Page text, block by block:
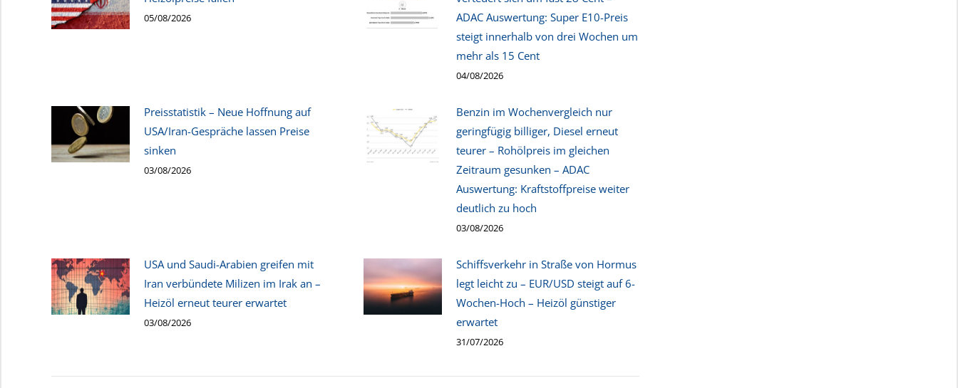
05/08/2026
ADAC Auswertung: Super E10-Preis
steigt innerhalb von drei Wochen um
mehr als 15 Cent
04/08/2026
Preisstatistik – Neue Hoffnung auf
USA/Iran-Gespräche lassen Preise
sinken
03/08/2026
Benzin im Wochenvergleich nur
geringfügig billiger, Diesel erneut
teurer – Rohölpreis im gleichen
Zeitraum gesunken – ADAC
Auswertung: Kraftstoffpreise weiter
deutlich zu hoch
03/08/2026
USA und Saudi-Arabien greifen mit
Iran verbündete Milizen im Irak an –
Heizöl erneut teurer erwartet
03/08/2026
Schiffsverkehr in Straße von Hormus
legt leicht zu – EUR/USD steigt auf 6-
Wochen-Hoch – Heizöl günstiger
erwartet
31/07/2026